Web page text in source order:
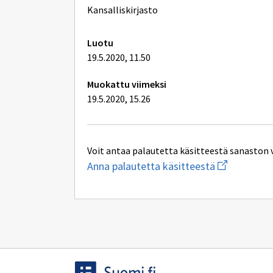
lisätiedot
Kansalliskirjasto
Luotu
19.5.2020, 11.50
Muokattu viimeksi
19.5.2020, 15.26
Voit antaa palautetta käsitteestä sanaston
Anna palautetta käsitteestä Aloita
uuden
kirjoitus